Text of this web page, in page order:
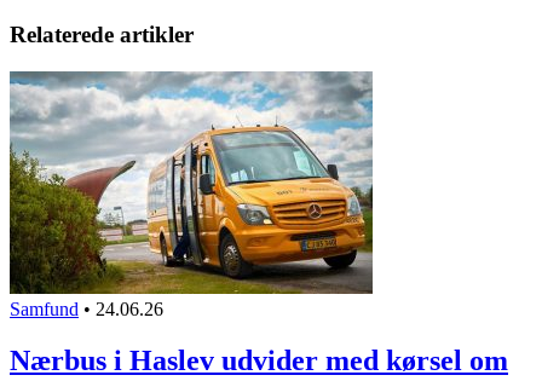
Relaterede artikler
Samfund • 24.06.26
Nærbus i Haslev udvider med kørsel om